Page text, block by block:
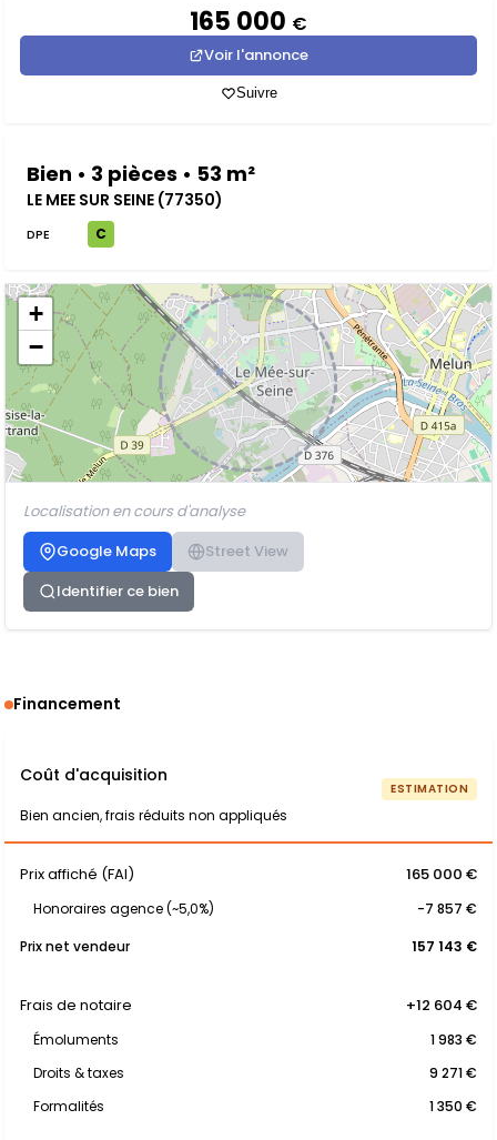
165 000 €
Voir l'annonce
Suivre
Bien • 3 pièces • 53 m²
LE MEE SUR SEINE (77350)
DPE C
+
−
Localisation en cours d'analyse
Google Maps
Street View
Identifier ce bien
Financement
Coût d'acquisition
Bien ancien, frais réduits non appliqués
ESTIMATION
Prix affiché (FAI) 165 000 €
Honoraires agence (~5,0%)
-7 857 €
Prix net vendeur
157 143 €
Frais de notaire +12 604 €
Émoluments
1 983 €
Droits & taxes
9 271 €
Formalités
1 350 €